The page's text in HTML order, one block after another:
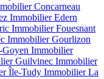
Concarneau
Immobilier Edern
Immobilier Fouesnant
Immobilier Gourlizon
Immobilier
Guilvinec Immobilier
Île-Tudy Immobilier La